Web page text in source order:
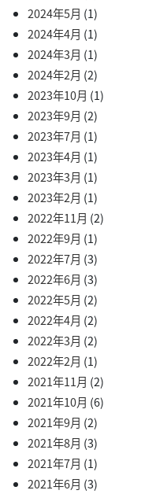
2024年5月 (1)
2024年4月 (1)
2024年3月 (1)
2024年2月 (2)
2023年10月 (1)
2023年9月 (2)
2023年7月 (1)
2023年4月 (1)
2023年3月 (1)
2023年2月 (1)
2022年11月 (2)
2022年9月 (1)
2022年7月 (3)
2022年6月 (3)
2022年5月 (2)
2022年4月 (2)
2022年3月 (2)
2022年2月 (1)
2021年11月 (2)
2021年10月 (6)
2021年9月 (2)
2021年8月 (3)
2021年7月 (1)
2021年6月 (3)